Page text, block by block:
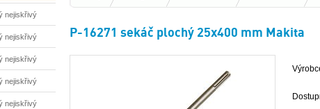
nejiskřivý
60 mm
nejiskřivý
41 mm
nejiskřivý
50 mm
nejiskřivý
36 mm
nejiskřivý
P-16271 sekáč plochý 25x400 mm Makita